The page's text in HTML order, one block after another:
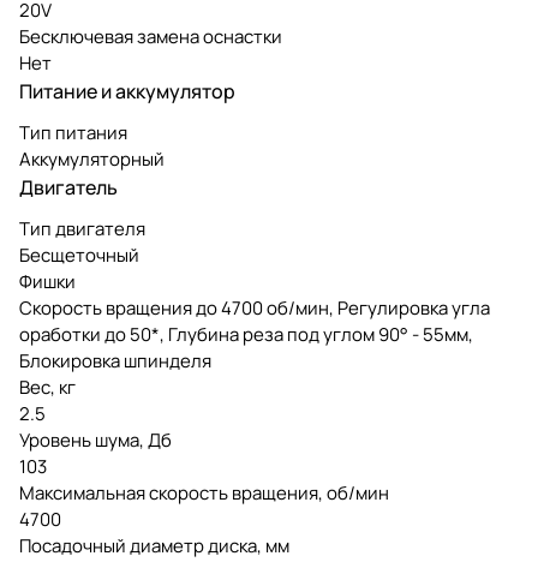
20V
Бесключевая замена оснастки
Нет
Питание и аккумулятор
Тип питания
Аккумуляторный
Двигатель
Тип двигателя
Бесщеточный
Фишки
Скорость вращения до 4700 об/мин, Регулировка угла
оработки до 50*, Глубина реза под углом 90° - 55мм,
Блокировка шпинделя
Вес, кг
2.5
Уровень шума, Дб
103
Максимальная скорость вращения, об/мин
4700
Посадочный диаметр диска, мм